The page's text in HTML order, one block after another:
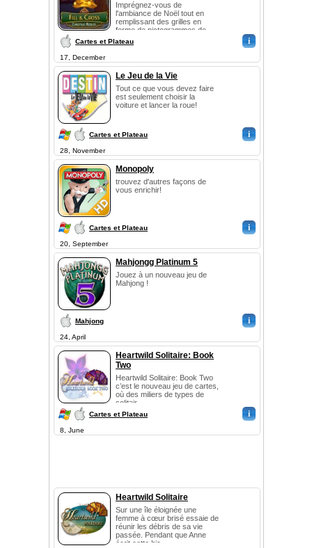
Imprégnez-vous de
l'ambiance de Noël tout en
remplissant des grilles en
forme de pictogrammes de...
Cartes et Plateau i
17, December
Le Jeu de la Vie
Tout ce que vous devez faire
est seulement choisir la
voiture et lancer la roue!
Cartes et Plateau i
28, November
Monopoly
trouvez d'autres façons de
vous enrichir!
Cartes et Plateau i
20, September
Mahjongg Platinum 5
Jouez à un nouveau jeu de
Mahjong !
Mahjong i
24, April
Heartwild Solitaire: Book
Two
Heartwild Solitaire: Book Two
c’est le nouveau jeu de cartes,
où des miliers de types de
solitair...
Cartes et Plateau i
8, June
Heartwild Solitaire
Sur une île éloignée une
femme à cœur brisé essaie de
réunir les débris de sa vie
passée. Pendant que Anne
écrit cette his...